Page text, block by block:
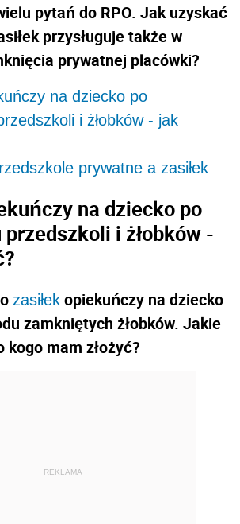
pytań do RPO. Jak uzyskać
przysługuje także w
prywatnej placówki?
na dziecko po
i żłobków - jak
prywatne a zasiłek
na dziecko po
i żłobków -
zasiłek opiekuńczy na dziecko
zamkniętych żłobków. Jakie
mam złożyć?
REKLAMA